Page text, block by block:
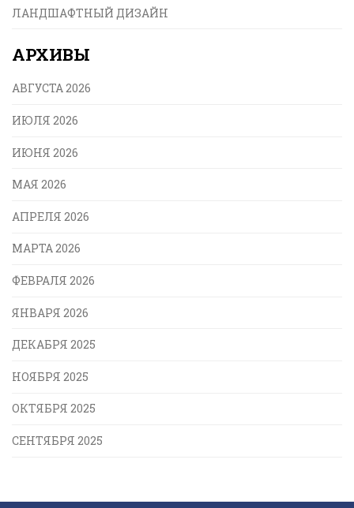
ЛАНДШАФТНЫЙ ДИЗАЙН
АРХИВЫ
АВГУСТА 2026
ИЮЛЯ 2026
ИЮНЯ 2026
МАЯ 2026
АПРЕЛЯ 2026
МАРТА 2026
ФЕВРАЛЯ 2026
ЯНВАРЯ 2026
ДЕКАБРЯ 2025
НОЯБРЯ 2025
ОКТЯБРЯ 2025
СЕНТЯБРЯ 2025